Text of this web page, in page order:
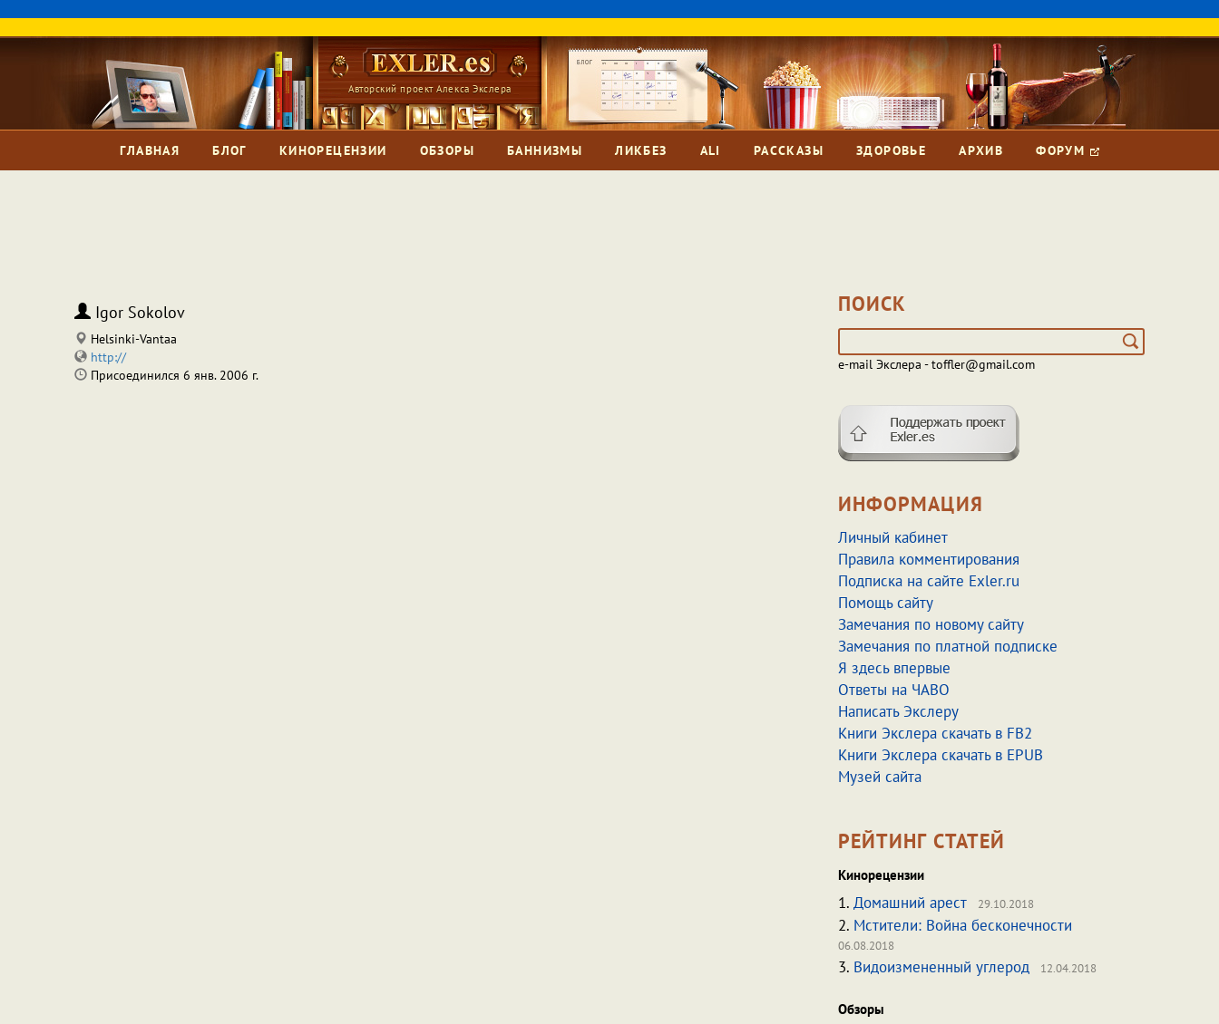
Авторский проект Алекса Экслера
ГЛАВНАЯ БЛОГ КИНОРЕЦЕНЗИИ ОБЗОРЫ БАННИЗМЫ ЛИКБЕЗ ALI РАССКАЗЫ ЗДОРОВЬЕ АРХИВ ФОРУМ
Igor Sokolov
Helsinki-Vantaa
http://
Присоединился 6 янв. 2006 г.
ПОИСК
e-mail Экслера - toffler@gmail.com
ИНФОРМАЦИЯ
Личный кабинет
Правила комментирования
Подписка на сайте Exler.ru
Помощь сайту
Замечания по новому сайту
Замечания по платной подписке
Я здесь впервые
Ответы на ЧАВО
Написать Экслеру
Книги Экслера скачать в FB2
Книги Экслера скачать в EPUB
Музей сайта
РЕЙТИНГ СТАТЕЙ
Кинорецензии
1. Домашний арест 29.10.2018
2. Мстители: Война бесконечности
06.08.2018
3. Видоизмененный углерод 12.04.2018
Обзоры